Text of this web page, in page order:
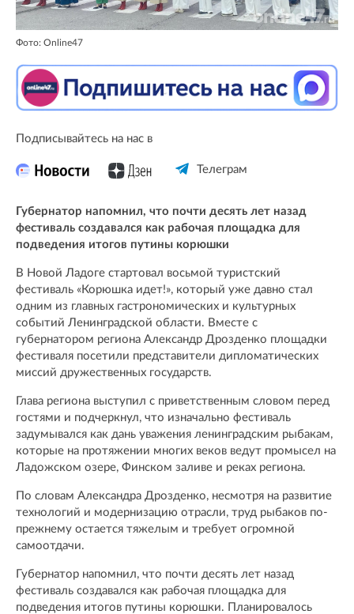
Фото: Online47
Подписывайтесь на нас в
Телеграм
Губернатор напомнил, что почти десять лет назад
фестиваль создавался как рабочая площадка для
подведения итогов путины корюшки
В Новой Ладоге стартовал восьмой туристский
фестиваль «Корюшка идет!», который уже давно стал
одним из главных гастрономических и культурных
событий Ленинградской области. Вместе с
губернатором региона Александр Дрозденко площадки
фестиваля посетили представители дипломатических
миссий дружественных государств.
Глава региона выступил с приветственным словом перед
гостями и подчеркнул, что изначально фестиваль
задумывался как дань уважения ленинградским рыбакам,
которые на протяжении многих веков ведут промысел на
Ладожском озере, Финском заливе и реках региона.
По словам Александра Дрозденко, несмотря на развитие
технологий и модернизацию отрасли, труд рыбаков по-
прежнему остается тяжелым и требует огромной
самоотдачи.
Губернатор напомнил, что почти десять лет назад
фестиваль создавался как рабочая площадка для
подведения итогов путины корюшки. Планировалось